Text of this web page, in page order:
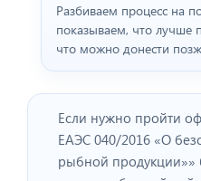
Разбиваем процесс на
показываем, что лучше
что можно донести
Если нужно пройти
ЕАЭС 040/2016 «О
рыбной продукции»»